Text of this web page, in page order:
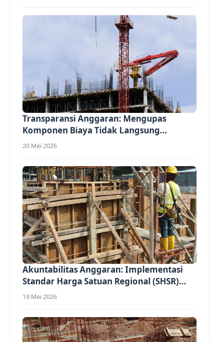
Transparansi Anggaran: Mengupas
Komponen Biaya Tidak Langsung
(Overhead)...
20 Mei 2026
Akuntabilitas Anggaran: Implementasi
Standar Harga Satuan Regional (SHSR)...
19 Mei 2026